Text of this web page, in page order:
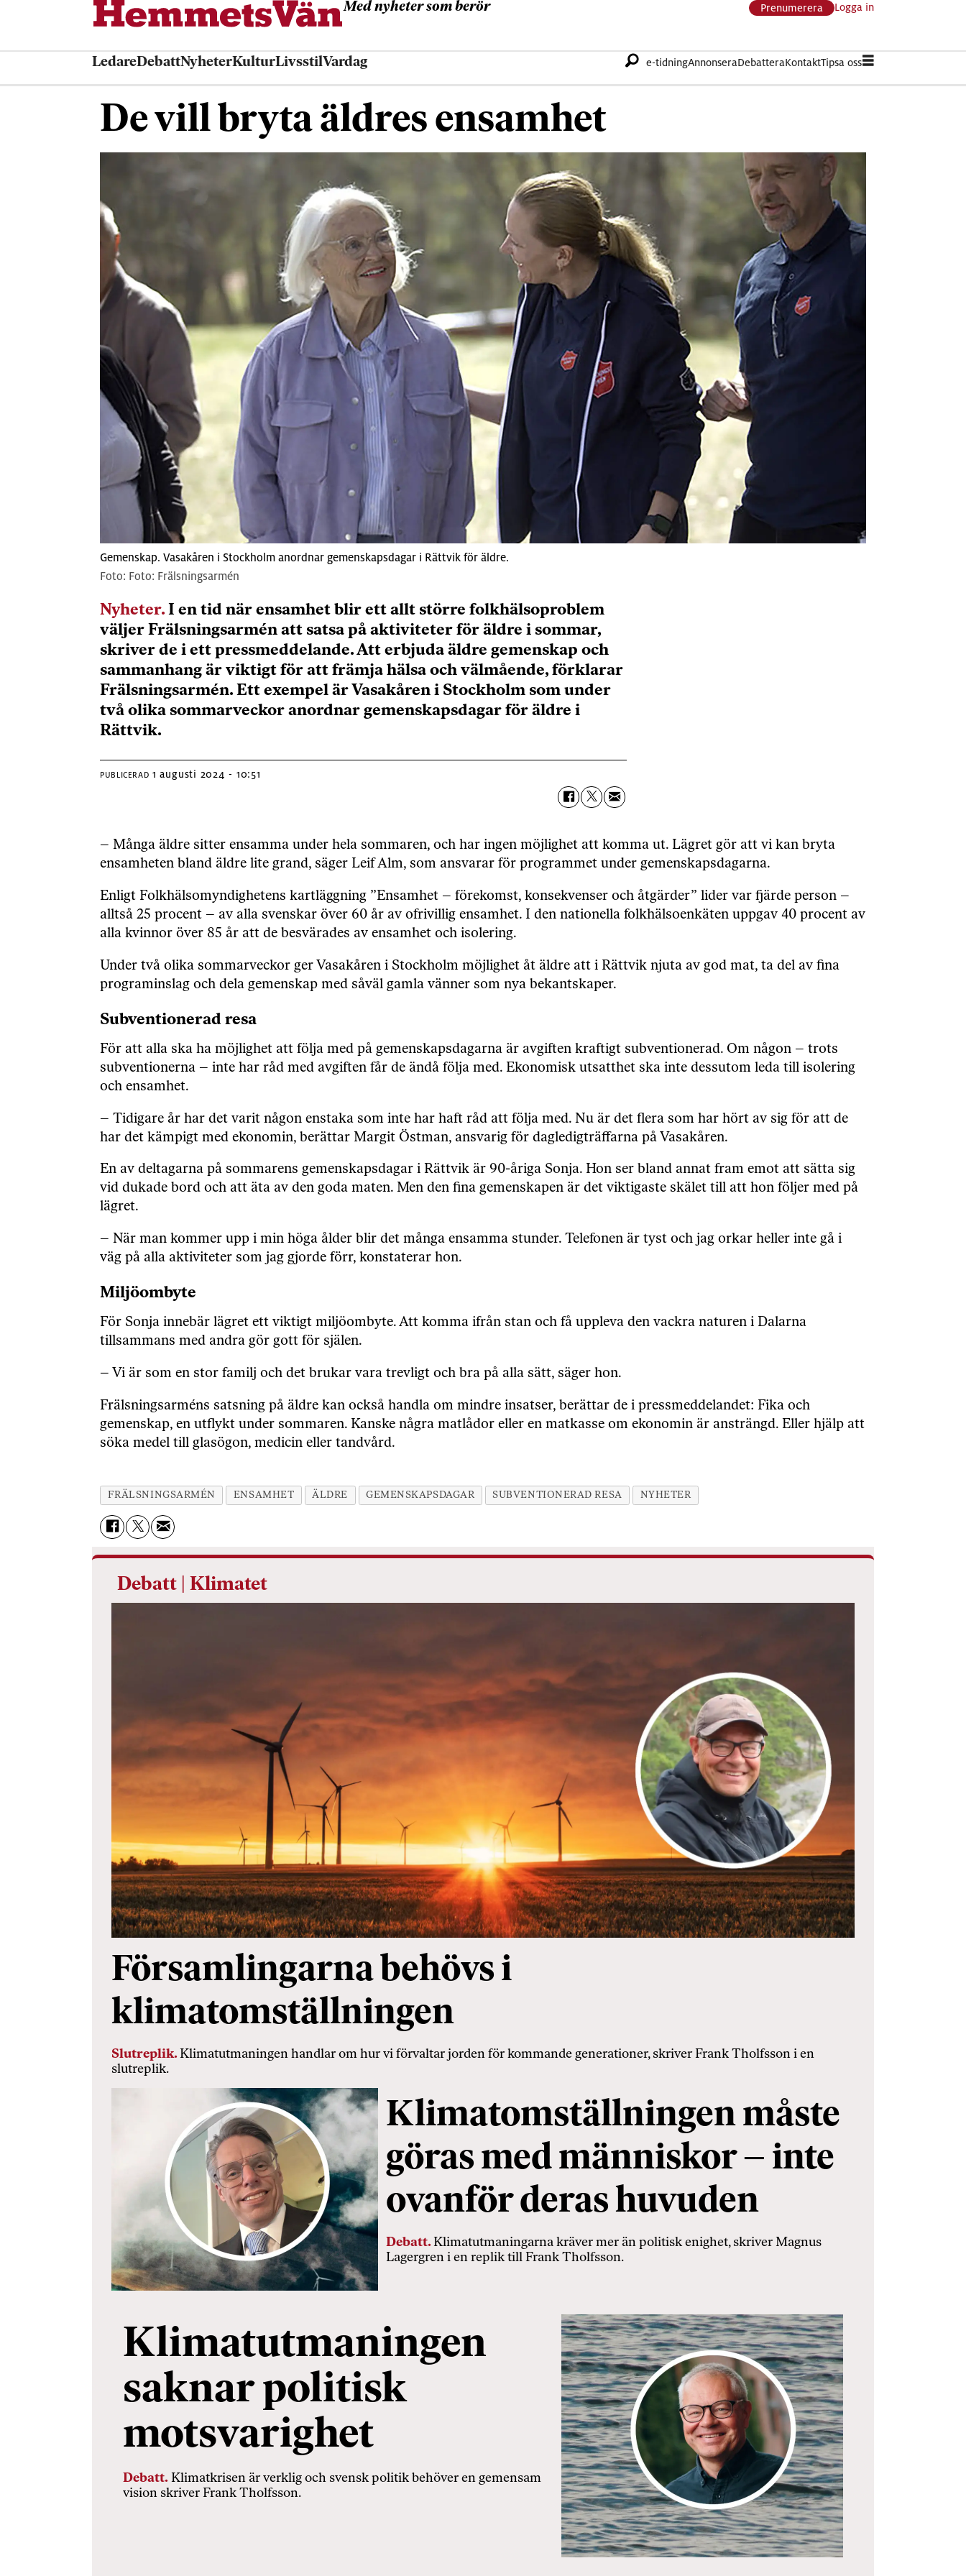
Med nyheter som berör Prenumerera Logga in
LedareDebattNyheterKulturLivsstilVardag e-tidningAnnonseraDebatteraKontaktTipsa oss
De vill bryta äldres ensamhet
Gemenskap. Vasakåren i Stockholm anordnar gemenskapsdagar i Rättvik för äldre.
Foto: Frälsningsarmén
Nyheter. I en tid när ensamhet blir ett allt större folkhälsoproblem
väljer Frälsningsarmén att satsa på aktiviteter för äldre i sommar,
skriver de i ett pressmeddelande. Att erbjuda äldre gemenskap och
sammanhang är viktigt för att främja hälsa och välmående, förklarar
Frälsningsarmén. Ett exempel är Vasakåren i Stockholm som under
två olika sommarveckor anordnar gemenskapsdagar för äldre i
Rättvik.
PUBLICERAD 1 augusti 2024 - 10:51
– Många äldre sitter ensamma under hela sommaren, och har ingen möjlighet att komma ut. Lägret gör att vi kan bryta
ensamheten bland äldre lite grand, säger Leif Alm, som ansvarar för programmet under gemenskapsdagarna.
Enligt Folkhälsomyndighetens kartläggning ”Ensamhet – förekomst, konsekvenser och åtgärder” lider var fjärde person –
alltså 25 procent – av alla svenskar över 60 år av ofrivillig ensamhet. I den nationella folkhälsoenkäten uppgav 40 procent av
alla kvinnor över 85 år att de besvärades av ensamhet och isolering.
Under två olika sommarveckor ger Vasakåren i Stockholm möjlighet åt äldre att i Rättvik njuta av god mat, ta del av fina
programinslag och dela gemenskap med såväl gamla vänner som nya bekantskaper.
Subventionerad resa
För att alla ska ha möjlighet att följa med på gemenskapsdagarna är avgiften kraftigt subventionerad. Om någon – trots
subventionerna – inte har råd med avgiften får de ändå följa med. Ekonomisk utsatthet ska inte dessutom leda till isolering
och ensamhet.
– Tidigare år har det varit någon enstaka som inte har haft råd att följa med. Nu är det flera som har hört av sig för att de
har det kämpigt med ekonomin, berättar Margit Östman, ansvarig för dagledigträffarna på Vasakåren.
En av deltagarna på sommarens gemenskapsdagar i Rättvik är 90-åriga Sonja. Hon ser bland annat fram emot att sätta sig
vid dukade bord och att äta av den goda maten. Men den fina gemenskapen är det viktigaste skälet till att hon följer med på
lägret.
– När man kommer upp i min höga ålder blir det många ensamma stunder. Telefonen är tyst och jag orkar heller inte gå i
väg på alla aktiviteter som jag gjorde förr, konstaterar hon.
Miljöombyte
För Sonja innebär lägret ett viktigt miljöombyte. Att komma ifrån stan och få uppleva den vackra naturen i Dalarna
tillsammans med andra gör gott för själen.
– Vi är som en stor familj och det brukar vara trevligt och bra på alla sätt, säger hon.
Frälsningsarméns satsning på äldre kan också handla om mindre insatser, berättar de i pressmeddelandet: Fika och
gemenskap, en utflykt under sommaren. Kanske några matlådor eller en matkasse om ekonomin är ansträngd. Eller hjälp att
söka medel till glasögon, medicin eller tandvård.
FRÄLSNINGSARMÉN ENSAMHET ÄLDRE GEMENSKAPSDAGAR SUBVENTIONERAD RESA NYHETER
Debatt | Klimatet
Församlingarna behövs i
klimatomställningen
Slutreplik.Klimatutmaningen handlar om hur vi förvaltar jorden för kommande generationer, skriver Frank Tholfsson i en
slutreplik.
Klimatomställningen måste
göras med människor – inte
ovanför deras huvuden
Debatt.Klimatutmaningarna kräver mer än politisk enighet, skriver Magnus
Lagergren i en replik till Frank Tholfsson.
Klimatutmaningen
saknar politisk
motsvarighet
Debatt. Klimatkrisen är verklig och svensk politik behöver en gemensam
vision skriver Frank Tholfsson.